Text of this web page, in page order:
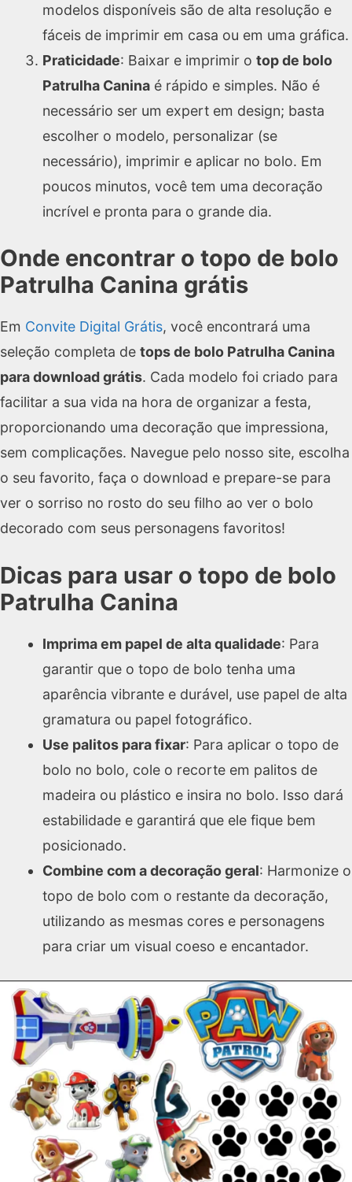
modelos disponíveis são de alta resolução e
fáceis de imprimir em casa ou em uma gráfica.
Praticidade: Baixar e imprimir o top de bolo
Patrulha Caninaé rápido e simples. Não é
necessário ser um expert em design; basta
escolher o modelo, personalizar (se
necessário), imprimir e aplicar no bolo. Em
poucos minutos, você tem uma decoração
incrível e pronta para o grande dia.
Onde encontrar o topo de bolo
Patrulha Canina grátis
Em Convite Digital Grátis, você encontrará uma
seleção completa de tops de bolo Patrulha Canina
para download grátis. Cada modelo foi criado para
facilitar a sua vida na hora de organizar a festa,
proporcionando uma decoração que impressiona,
sem complicações. Navegue pelo nosso site, escolha
o seu favorito, faça o download e prepare-se para
ver o sorriso no rosto do seu filho ao ver o bolo
decorado com seus personagens favoritos!
Dicas para usar o topo de bolo
Patrulha Canina
Imprima em papel de alta qualidade: Para
garantir que o topo de bolo tenha uma
aparência vibrante e durável, use papel de alta
gramatura ou papel fotográfico.
Use palitos para fixar: Para aplicar o topo de
bolo no bolo, cole o recorte em palitos de
madeira ou plástico e insira no bolo. Isso dará
estabilidade e garantirá que ele fique bem
posicionado.
Combine com a decoração geral: Harmonize o
topo de bolo com o restante da decoração,
utilizando as mesmas cores e personagens
para criar um visual coeso e encantador.